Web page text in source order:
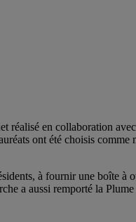
réalisé en collaboration
ont été choisis comme
à fournir une boîte à
a aussi remporté la